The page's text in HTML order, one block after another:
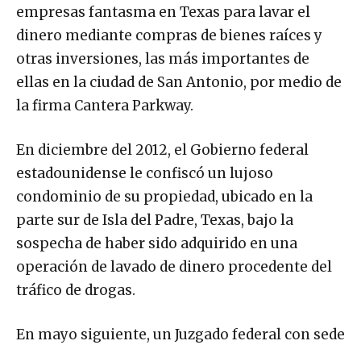
empresas fantasma en Texas para lavar el
dinero mediante compras de bienes raíces y
otras inversiones, las más importantes de
ellas en la ciudad de San Antonio, por medio de
la firma Cantera Parkway.
En diciembre del 2012, el Gobierno federal
estadounidense le confiscó un lujoso
condominio de su propiedad, ubicado en la
parte sur de Isla del Padre, Texas, bajo la
sospecha de haber sido adquirido en una
operación de lavado de dinero procedente del
tráfico de drogas.
En mayo siguiente, un Juzgado federal con sede